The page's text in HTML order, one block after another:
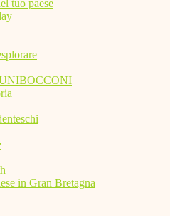
tuo paese
in Gran Bretagna